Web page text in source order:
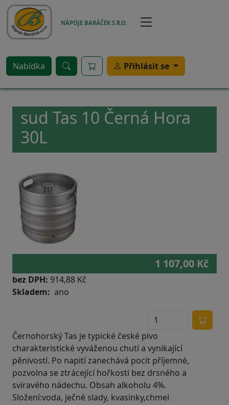
Přejít k hlavnímu obsahu
NÁPOJE BARÁČEK S.R.O.
Nabídka Přihlásit se
sud Tas 10 Černá Hora
30L
1 107,00 Kč
bez DPH: 914,88 Kč
Skladem
ano
Černohorský Tas je typické české pivo
charakteristické vyváženou chutí a vynikající
pěnivostí. Po napití zanechává pocit příjemné,
pozvolna se ztrácející hořkosti bez drsného a
svíravého nádechu. Obsah alkoholu 4%.
Složení:voda, ječné slady, kvasinky,chmel